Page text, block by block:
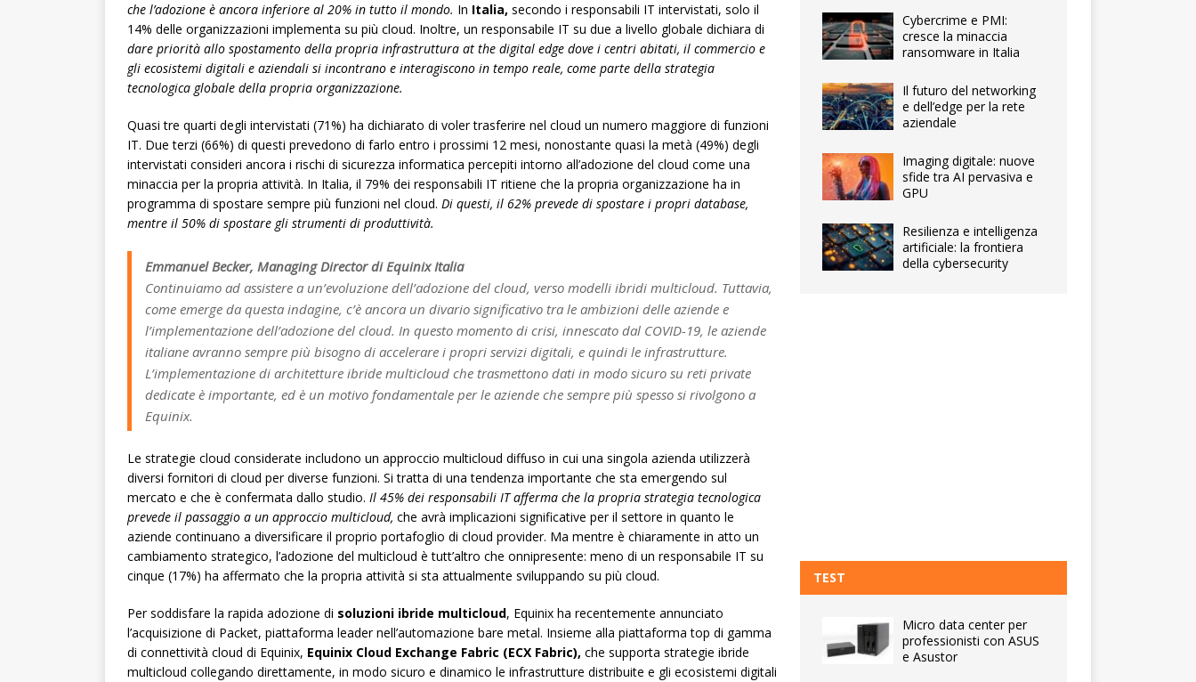
che l’adozione è ancora inferiore al 20% in tutto il mondo. In Italia, secondo i responsabili IT intervistati, solo il
14% delle organizzazioni implementa su più cloud. Inoltre, un responsabile IT su due a livello globale dichiara di
dare priorità allo spostamento della propria infrastruttura at the digital edge dove i centri abitati, il commercio e
gli ecosistemi digitali e aziendali si incontrano e interagiscono in tempo reale, come parte della strategia
tecnologica globale della propria organizzazione.
Quasi tre quarti degli intervistati (71%) ha dichiarato di voler trasferire nel cloud un numero maggiore di funzioni
IT. Due terzi (66%) di questi prevedono di farlo entro i prossimi 12 mesi, nonostante quasi la metà (49%) degli
intervistati consideri ancora i rischi di sicurezza informatica percepiti intorno all’adozione del cloud come una
minaccia per la propria attività. In Italia, il 79% dei responsabili IT ritiene che la propria organizzazione ha in
programma di spostare sempre più funzioni nel cloud. Di questi, il 62% prevede di spostare i propri database,
mentre il 50% di spostare gli strumenti di produttività.
Emmanuel Becker, Managing Director di Equinix Italia
Continuiamo ad assistere a un’evoluzione dell’adozione del cloud, verso modelli ibridi multicloud. Tuttavia,
come emerge da questa indagine, c’è ancora un divario significativo tra le ambizioni delle aziende e
l’implementazione dell’adozione del cloud. In questo momento di crisi, innescato dal COVID-19, le aziende
italiane avranno sempre più bisogno di accelerare i propri servizi digitali, e quindi le infrastrutture.
L’implementazione di architetture ibride multicloud che trasmettono dati in modo sicuro su reti private
dedicate è importante, ed è un motivo fondamentale per le aziende che sempre più spesso si rivolgono a
Equinix.
Le strategie cloud considerate includono un approccio multicloud diffuso in cui una singola azienda utilizzerà
diversi fornitori di cloud per diverse funzioni. Si tratta di una tendenza importante che sta emergendo sul
mercato e che è confermata dallo studio. Il 45% dei responsabili IT afferma che la propria strategia tecnologica
prevede il passaggio a un approccio multicloud, che avrà implicazioni significative per il settore in quanto le
aziende continuano a diversificare il proprio portafoglio di cloud provider. Ma mentre è chiaramente in atto un
cambiamento strategico, l’adozione del multicloud è tutt’altro che onnipresente: meno di un responsabile IT su
cinque (17%) ha affermato che la propria attività si sta attualmente sviluppando su più cloud.
Per soddisfare la rapida adozione di soluzioni ibride multicloud, Equinix ha recentemente annunciato
l’acquisizione di Packet, piattaforma leader nell’automazione bare metal. Insieme alla piattaforma top di gamma
di connettività cloud di Equinix, Equinix Cloud Exchange Fabric (ECX Fabric), che supporta strategie ibride
multicloud collegando direttamente, in modo sicuro e dinamico le infrastrutture distribuite e gli ecosistemi digitali
Cybercrime e PMI:
cresce la minaccia
ransomware in Italia
Il futuro del networking
e dell’edge per la rete
aziendale
Imaging digitale: nuove
sfide tra AI pervasiva e
GPU
Resilienza e intelligenza
artificiale: la frontiera
della cybersecurity
TEST
Micro data center per
professionisti con ASUS
e Asustor